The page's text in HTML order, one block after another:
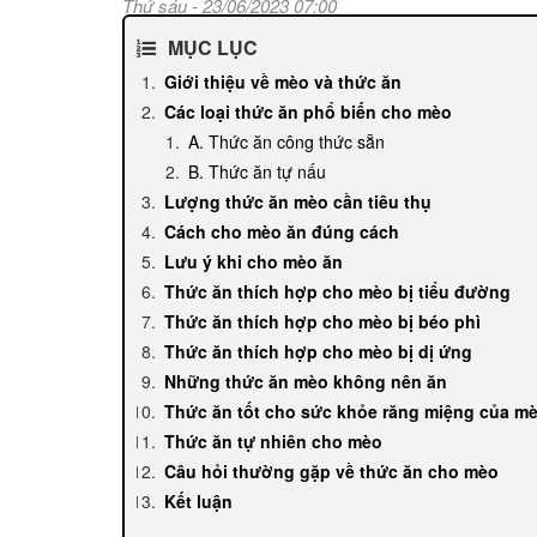
MỤC LỤC
Giới thiệu về mèo và thức ăn
Các loại thức ăn phổ biến cho mèo
A. Thức ăn công thức sẵn
B. Thức ăn tự nấu
Lượng thức ăn mèo cần tiêu thụ
Cách cho mèo ăn đúng cách
Lưu ý khi cho mèo ăn
Thức ăn thích hợp cho mèo bị tiểu đường
Thức ăn thích hợp cho mèo bị béo phì
Thức ăn thích hợp cho mèo bị dị ứng
Những thức ăn mèo không nên ăn
Thức ăn tốt cho sức khỏe răng miệng của
Thức ăn tự nhiên cho mèo
Câu hỏi thường gặp về thức ăn cho mèo
Kết luận